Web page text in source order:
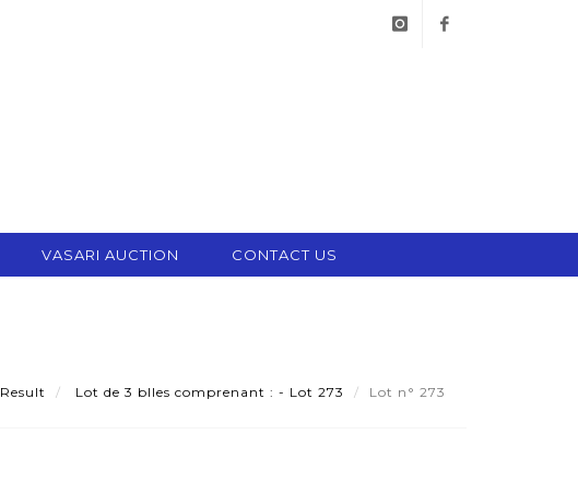
VASARI AUCTION CONTACT US
Result Lot de 3 blles comprenant : - Lot 273 Lot n° 273